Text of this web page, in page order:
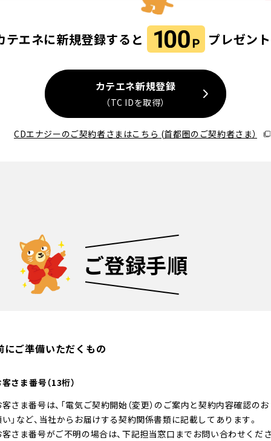
テエネに新規登録すると プレゼント
カテエネ新規登録
（TC IDを取得）
CDエナジーのご契約者さまはこちら (首都圏のご契約者さま）
ご登録手順
にご準備いただくもの
さま番号（13桁）
さま番号は、「電気ご契約開始（変更）のご案内と契約内容確認のお
」など、当社からお届けする契約関係書類に記載してあります。
客さま番号がご不明の場合は、下記担当窓口までお問い合わせくだ